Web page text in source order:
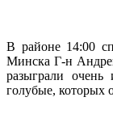
В районе 14:00
Минска Г-н
разыграли
голубые,